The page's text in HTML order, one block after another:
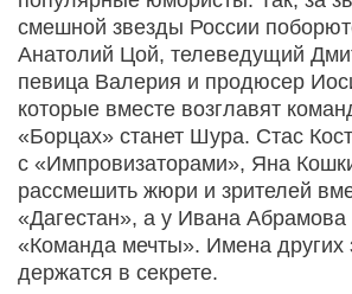
смешной звезды России
Анатолий Цой, телеведущий
певица Валерия и продюсер
которые вместе возглавят
«Борцах» станет Шура. Стас
с «Импровизаторами», Яна
рассмешить жюри и зрителей
«Дагестан», а у Ивана Абрамова
«Команда мечты». Имена других
держатся в секрете.